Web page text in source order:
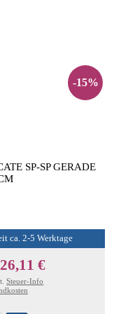
-15%
SP-SP GERADE
ca. 2-5 Werktage
26,11 €
Steuer-Info